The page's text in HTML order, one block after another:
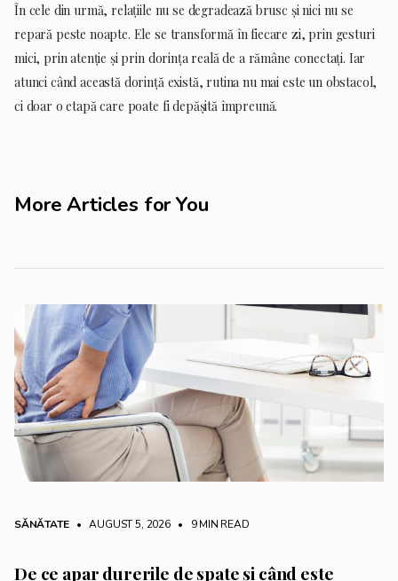
În cele din urmă, relațiile nu se degradează brusc și nici nu se
repară peste noapte. Ele se transformă în fiecare zi, prin gesturi
mici, prin atenție și prin dorința reală de a rămâne conectați. Iar
atunci când această dorință există, rutina nu mai este un obstacol,
ci doar o etapă care poate fi depășită împreună.
More Articles for You
SĂNĂTATE • AUGUST 5, 2026 • 9 MIN READ
De ce apar durerile de spate și când este